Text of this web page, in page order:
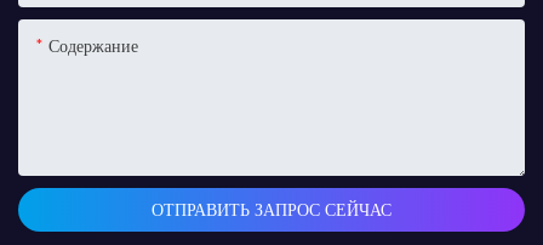
Содержание
ОТПРАВИТЬ ЗАПРОС СЕЙЧАС